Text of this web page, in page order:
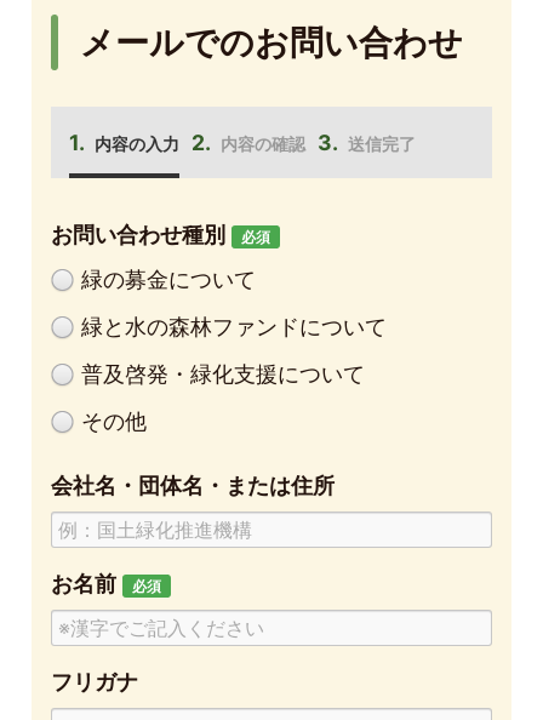
メールでのお問い合わせ
内容の入力 内容の確認 送信完了
お問い合わせ種別 必須
緑の募金について
緑と水の森林ファンドについて
普及啓発・緑化支援について
その他
会社名・団体名・または住所
お名前 必須
お
名
前
フリガナ